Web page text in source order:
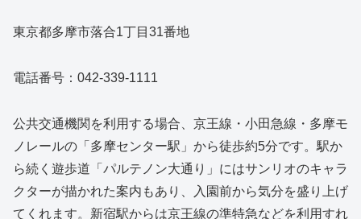
東京都多摩市落合1丁目31番地
電話番号：042-339-1111
公共交通機関を利用する場合、京王線・小田急線・多摩モ
ノレールの「多摩センター駅」から徒歩約5分です。駅か
ら続く遊歩道「パルテノン大通り」にはサンリオのキャラ
クターが描かれた案内もあり、入園前から気分を盛り上げ
てくれます。新宿駅からは京王線の準特急などを利用すれ